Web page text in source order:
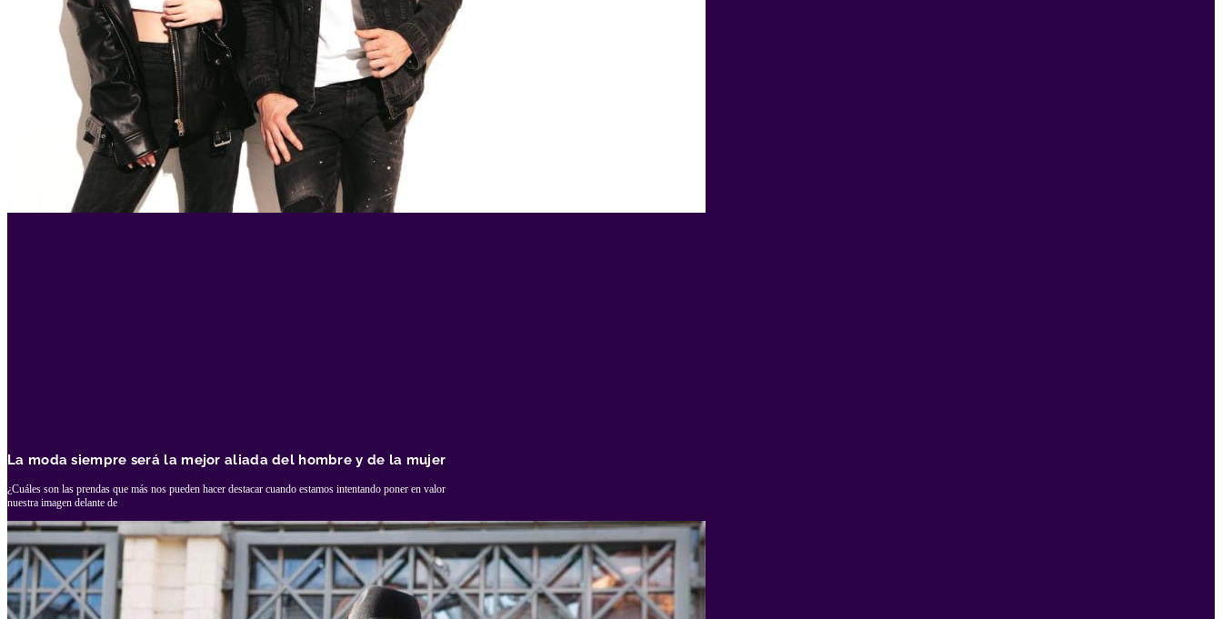
La moda siempre será la mejor aliada del hombre y de la mujer
¿Cuáles son las prendas que más nos pueden hacer destacar cuando estamos intentando poner en valor
nuestra imagen delante de